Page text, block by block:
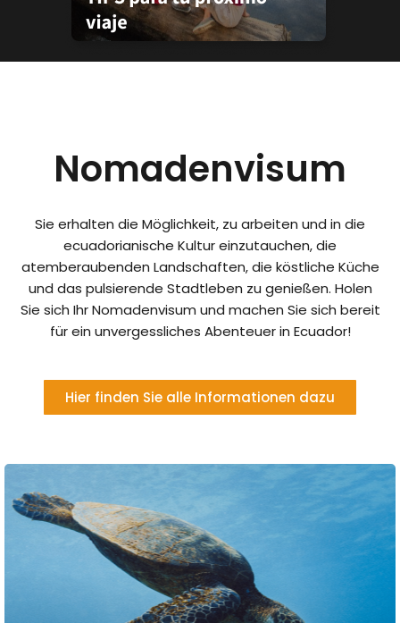
Nomadenvisum
Sie erhalten die Möglichkeit, zu arbeiten und in die
ecuadorianische Kultur einzutauchen, die
atemberaubenden Landschaften, die köstliche Küche
und das pulsierende Stadtleben zu genießen. Holen
Sie sich Ihr Nomadenvisum und machen Sie sich bereit
für ein unvergessliches Abenteuer in Ecuador!
Hier finden Sie alle Informationen dazu